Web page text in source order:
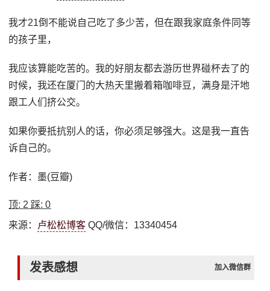
我才21倒不能说自己吃了多少苦，但在跟我家庭条件同等
的孩子里，
我应该算能吃苦的。我的好朋友都去游历世界碰杯去了的
时候，我还在厦门的大热天里搬着箱咖啡豆，满身是汗地
跟工人们挤公交。
如果你要抵抗别人的话，你必须足够强大。这是我一直告
诉自己的。
作者：墨(豆瓣)
顶: 2 踩:0
来源： 卢松松博客 QQ/微信：13340454
发表感想 加入微信群